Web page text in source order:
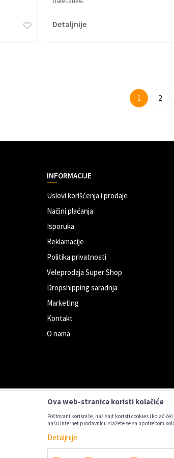
Detaljnije
1 2
INFORMACIJE
Uslovi korišćenja i prodaje
Načini plaćanja
Isporuka
Reklamacije
Politika privatnosti
Veleprodaja Super Shop
Dropshipping saradnja
Marketing
Kontakt
O nama
Nastojimo da budemo što precizniji u opisu proizvoda,
Svi artikli prikazani na sajtu su deo
Ova web-stranica koristi kolačiće
Poštovani korisniče, naš sajt koristi cookies
našu Internet prodavnicu slažete se sa upotrebom
Detaljnije